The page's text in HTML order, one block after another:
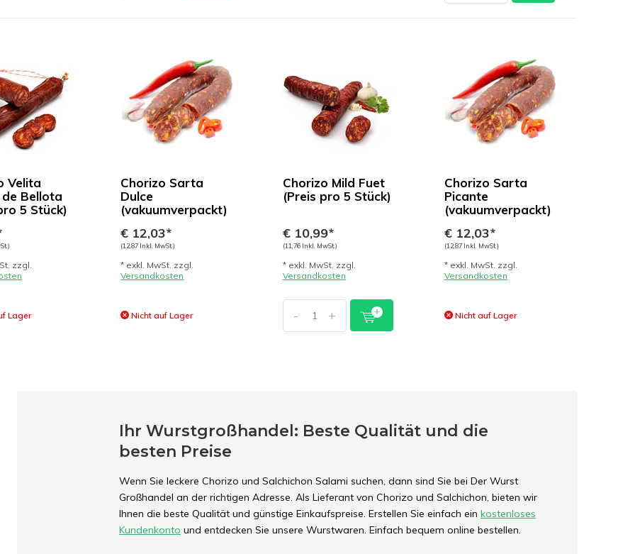
​​​​Velita
Bellota
5 Stück)
zzgl.
Lager
Chorizo Sarta
Dulce
(vakuumverpackt)
€ 12,03*
(12,87 Inkl. MwSt.)
* exkl. MwSt. zzgl.
Versandkosten
Nicht auf Lager
Chorizo ​​​​Mild Fuet
(Preis pro 5 Stück)
€ 10,99*
(11,76 Inkl. MwSt.)
* exkl. MwSt. zzgl.
Versandkosten
- +
Chorizo Sarta
Picante
(vakuumverpackt)
€ 12,03*
(12,87 Inkl. MwSt.)
* exkl. MwSt. zzgl.
Versandkosten
Nicht auf Lager
Ihr Wurstgroßhandel: Beste Qualität und die
besten Preise
Wenn Sie leckere Chorizo und Salchichon Salami suchen, dann sind Sie bei Der Wurst
Großhandel an der richtigen Adresse. Als Lieferant von Chorizo und Salchichon, bieten wir
Ihnen die beste Qualität und günstige Einkaufspreise. Erstellen Sie einfach ein kostenloses
Kundenkonto und entdecken Sie unsere Wurstwaren. Einfach bequem online bestellen.